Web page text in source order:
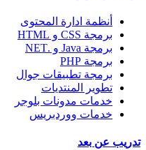
أنظمة ادارة المحتوى
برمجة CSS و HTML
برمجة Java و .NET
برمجة PHP
برمجة تطبيقات جوال
تطوير المنتديات
خدمات مدونات بلوجر
خدمات ووردبريس
تدريب عن بعد